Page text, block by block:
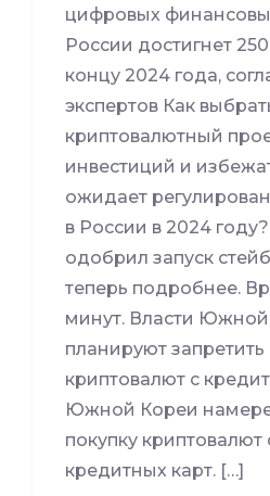
цифровых
России достигнет
концу 2024 года,
экспертов Как
криптовалютный
инвестиций и
ожидает
в России в 2024
одобрил запуск
теперь подробнее.
минут. Власти
планируют запретить
криптовалют с
Южной Кореи
покупку
кредитных карт. […]